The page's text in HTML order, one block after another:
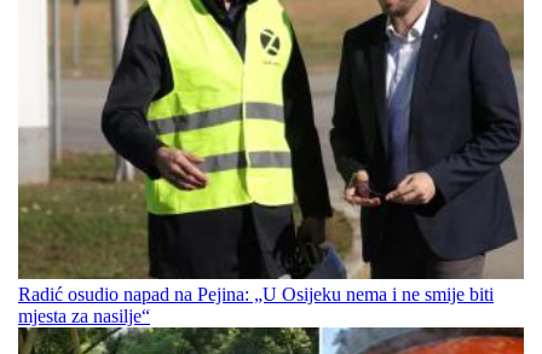
Radić osudio napad na Pejina: „U Osijeku nema i ne smije biti
mjesta za nasilje“